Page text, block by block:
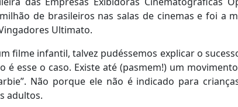
de brasileiros nas salas de cinemas e foi a
Ultimato.
filme infantil, talvez pudéssemos explicar o
é esse o caso. Existe até (pasmem!) um
Não porque ele não é indicado para
adultos.